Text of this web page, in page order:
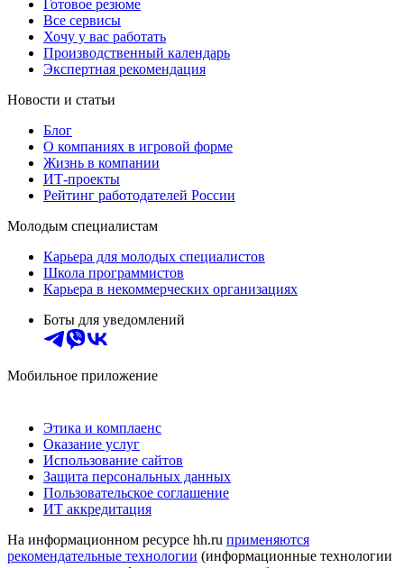
Готовое резюме
Все сервисы
Хочу у вас работать
Производственный календарь
Экспертная рекомендация
Новости и статьи
Блог
О компаниях в игровой форме
Жизнь в компании
ИТ-проекты
Рейтинг работодателей России
Молодым специалистам
Карьера для молодых специалистов
Школа программистов
Карьера в некоммерческих организациях
Боты для уведомлений
Мобильное приложение
Этика и комплаенс
Оказание услуг
Использование сайтов
Защита персональных данных
Пользовательское соглашение
ИТ аккредитация
На информационном ресурсе hh.ru применяются
рекомендательные технологии (информационные технологии